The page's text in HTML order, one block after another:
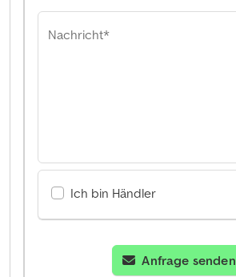
Nachricht*
Ich bin Händler
Anfrage senden